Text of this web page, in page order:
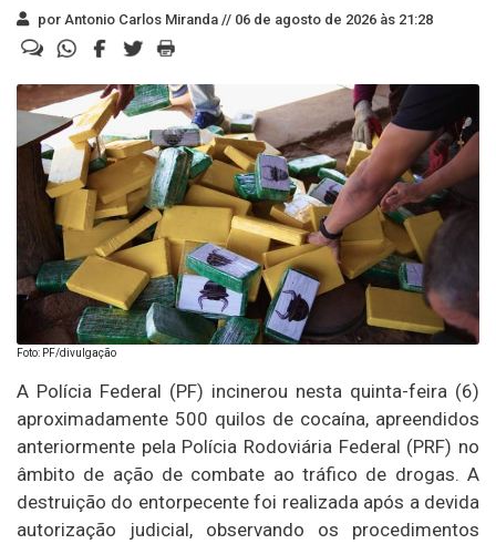
por Antonio Carlos Miranda // 06 de agosto de 2026 às 21:28
Foto: PF/divulgação
A Polícia Federal (PF) incinerou nesta quinta-feira (6)
aproximadamente 500 quilos de cocaína, apreendidos
anteriormente pela Polícia Rodoviária Federal (PRF) no
âmbito de ação de combate ao tráfico de drogas. A
destruição do entorpecente foi realizada após a devida
autorização judicial, observando os procedimentos